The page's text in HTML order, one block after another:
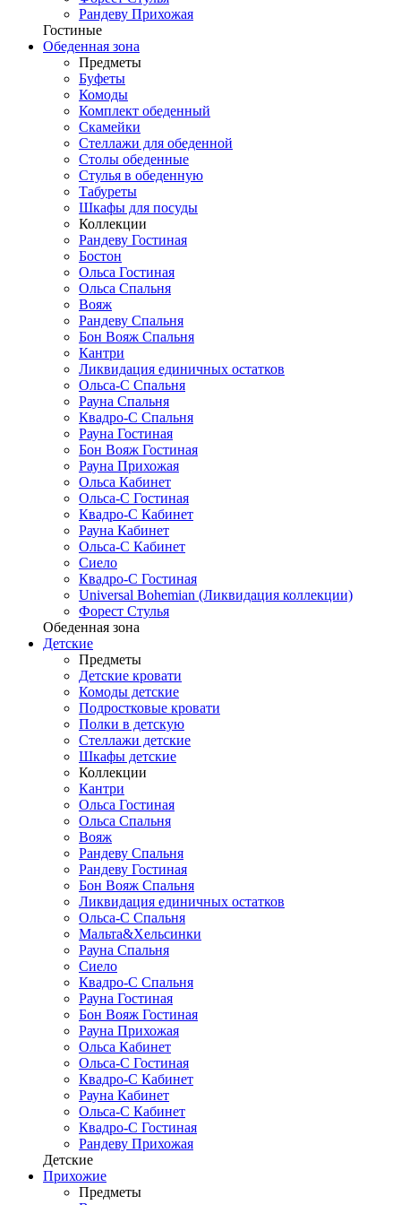
Рандеву Прихожая
Гостиные
Обеденная зона
Предметы
Буфеты
Комоды
Комплект обеденный
Скамейки
Стеллажи для обеденной
Столы обеденные
Стулья в обеденную
Табуреты
Шкафы для посуды
Коллекции
Рандеву Гостиная
Бостон
Ольса Гостиная
Ольса Спальня
Вояж
Рандеву Спальня
Бон Вояж Спальня
Кантри
Ликвидация единичных остатков
Ольса-С Спальня
Рауна Спальня
Квадро-С Спальня
Рауна Гостиная
Бон Вояж Гостиная
Рауна Прихожая
Ольса Кабинет
Ольса-С Гостиная
Квадро-С Кабинет
Рауна Кабинет
Ольса-С Кабинет
Сиело
Квадро-С Гостиная
Universal Bohemian (Ликвидация коллекции)
Форест Стулья
Обеденная зона
Детские
Предметы
Детские кровати
Комоды детские
Подростковые кровати
Полки в детскую
Стеллажи детские
Шкафы детские
Коллекции
Кантри
Ольса Гостиная
Ольса Спальня
Вояж
Рандеву Спальня
Рандеву Гостиная
Бон Вояж Спальня
Ликвидация единичных остатков
Ольса-С Спальня
Мальта&Хельсинки
Рауна Спальня
Сиело
Квадро-С Спальня
Рауна Гостиная
Бон Вояж Гостиная
Рауна Прихожая
Ольса Кабинет
Ольса-С Гостиная
Квадро-С Кабинет
Рауна Кабинет
Ольса-С Кабинет
Квадро-С Гостиная
Рандеву Прихожая
Детские
Прихожие
Предметы